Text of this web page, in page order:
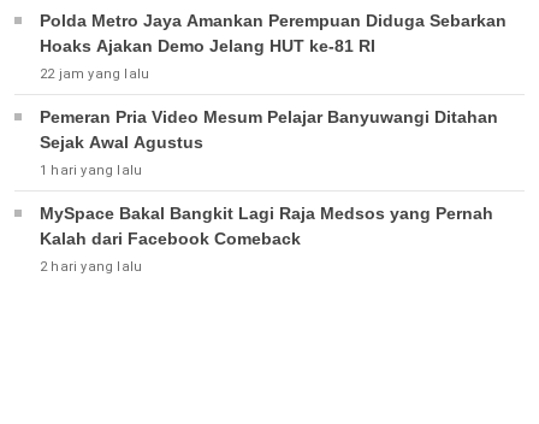
Polda Metro Jaya Amankan Perempuan Diduga Sebarkan
Hoaks Ajakan Demo Jelang HUT ke-81 RI
22 jam yang lalu
Pemeran Pria Video Mesum Pelajar Banyuwangi Ditahan
Sejak Awal Agustus
1 hari yang lalu
MySpace Bakal Bangkit Lagi Raja Medsos yang Pernah
Kalah dari Facebook Comeback
2 hari yang lalu